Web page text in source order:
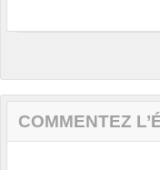
COMMENTEZ